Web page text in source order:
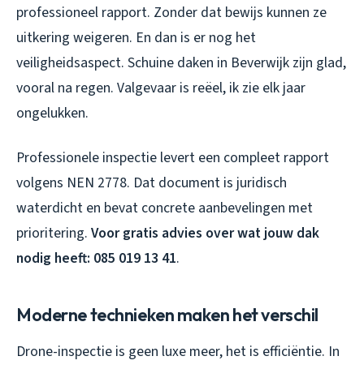
professioneel rapport. Zonder dat bewijs kunnen ze
uitkering weigeren. En dan is er nog het
veiligheidsaspect. Schuine daken in Beverwijk zijn glad,
vooral na regen. Valgevaar is reëel, ik zie elk jaar
ongelukken.
Professionele inspectie levert een compleet rapport
volgens NEN 2778. Dat document is juridisch
waterdicht en bevat concrete aanbevelingen met
prioritering. Voor gratis advies over wat jouw dak
nodig heeft: 085 019 13 41.
Moderne technieken maken het verschil
Drone-inspectie is geen luxe meer, het is efficiëntie. In